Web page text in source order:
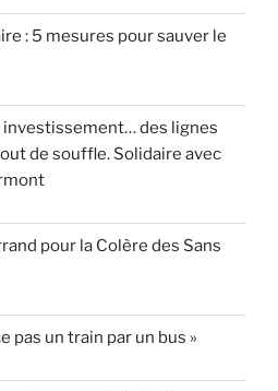
: 5 mesures pour sauver le
investissement… des lignes
de souffle. Solidaire avec
pour la Colère des Sans
pas un train par un bus »